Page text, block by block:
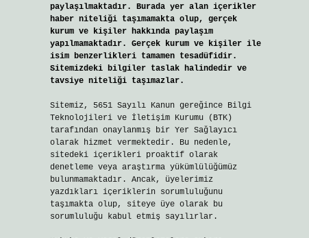
paylaşılmaktadır. Burada yer alan içerikler
haber niteliği taşımamakta olup, gerçek
kurum ve kişiler hakkında paylaşım
yapılmamaktadır. Gerçek kurum ve kişiler ile
isim benzerlikleri tamamen tesadüfidir.
Sitemizdeki bilgiler taslak halindedir ve
tavsiye niteliği taşımazlar.
Sitemiz, 5651 Sayılı Kanun gereğince Bilgi
Teknolojileri ve İletişim Kurumu (BTK)
tarafından onaylanmış bir Yer Sağlayıcı
olarak hizmet vermektedir. Bu nedenle,
sitedeki içerikleri proaktif olarak
denetleme veya araştırma yükümlülüğümüz
bulunmamaktadır. Ancak, üyelerimiz
yazdıkları içeriklerin sorumluluğunu
taşımakta olup, siteye üye olarak bu
sorumluluğu kabul etmiş sayılırlar.